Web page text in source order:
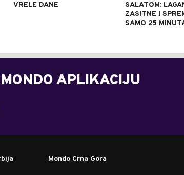
VRELE DANE
SALATOM:
ZASITNE I
SAMO 25
APLIKACIJU
Mondo Crna Gora